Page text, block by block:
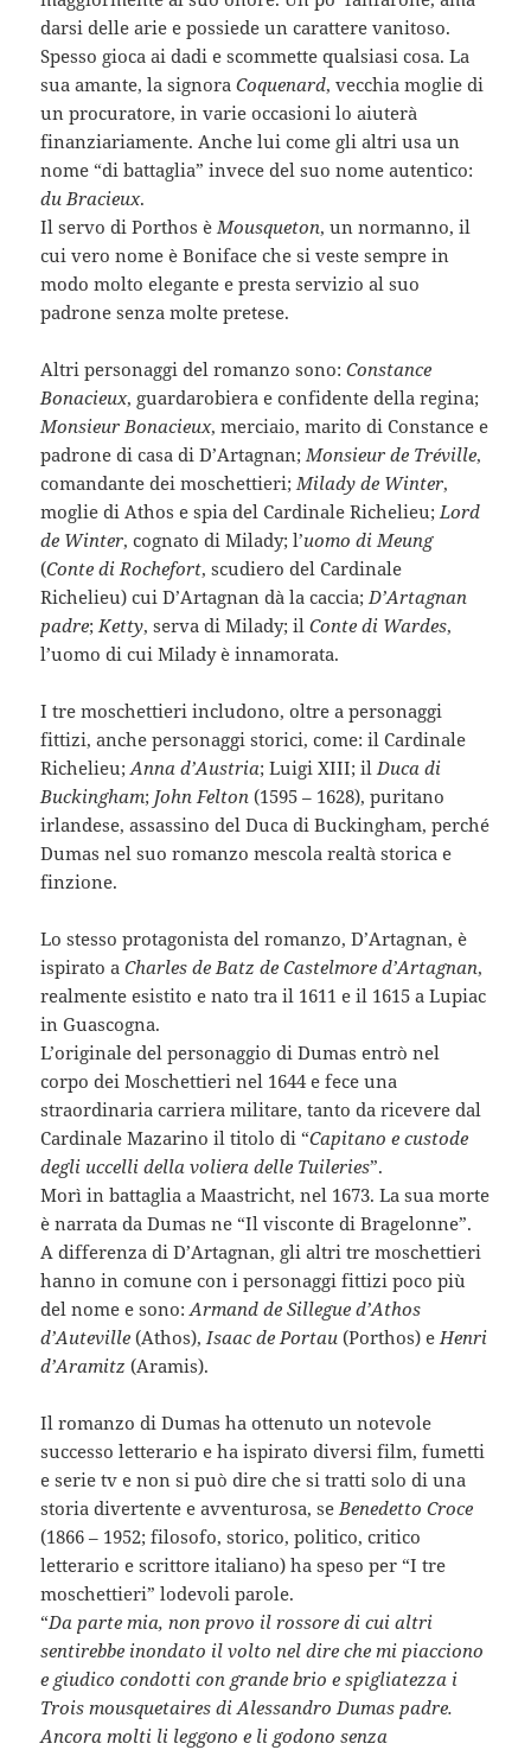
darsi delle arie e possiede un carattere vanitoso.
Spesso gioca ai dadi e scommette qualsiasi cosa. La
sua amante, la signoraCoquenard, vecchia moglie di
un procuratore, in varie occasioni lo aiuterà
finanziariamente. Anche lui come gli altri usa un
nome “di battaglia” invece del suo nome autentico:
du Bracieux.
Il servo di Porthos è Mousqueton, un normanno, il
cui vero nome è Boniface che si veste sempre in
modo molto elegante e presta servizio al suo
padrone senza molte pretese.
Altri personaggi del romanzo sono:Constance
Bonacieux, guardarobiera e confidente della regina;
Monsieur Bonacieux, merciaio, marito di Constance e
padrone di casa di D’Artagnan; Monsieur de Tréville,
comandante dei moschettieri; Milady de Winter,
moglie di Athos e spia del Cardinale Richelieu; Lord
de Winter, cognato di Milady; l’uomo di Meung
(Conte di Rochefort, scudiero del Cardinale
Richelieu) cui D’Artagnan dà la caccia; D’Artagnan
padre; Ketty, serva di Milady; ilConte di Wardes,
l’uomo di cui Milady è innamorata.
I tre moschettieri includono, oltre a personaggi
fittizi, anche personaggi storici, come: il Cardinale
Richelieu;Anna d’Austria; Luigi XIII; il Duca di
Buckingham; John Felton (1595 – 1628), puritano
irlandese, assassino del Duca di Buckingham, perché
Dumas nel suo romanzo mescola realtà storica e
finzione.
Lo stesso protagonista del romanzo, D’Artagnan, è
ispirato aCharles de Batz de Castelmore d’Artagnan,
realmente esistito e nato tra il 1611 e il 1615 a Lupiac
in Guascogna.
L’originale del personaggio di Dumas entrò nel
corpo dei Moschettieri nel 1644 e fece una
straordinaria carriera militare, tanto da ricevere dal
Cardinale Mazarino il titolo di “Capitano e custode
degli uccelli della voliera delle Tuileries”.
Morì in battaglia a Maastricht, nel 1673. La sua morte
è narrata da Dumas ne “Il visconte di Bragelonne”.
A differenza di D’Artagnan, gli altri tre moschettieri
hanno in comune con i personaggi fittizi poco più
del nome e sono:Armand de Sillegue d’Athos
d’Auteville (Athos), Isaac de Portau (Porthos) e Henri
d’Aramitz (Aramis).
Il romanzo di Dumas ha ottenuto un notevole
successo letterario e ha ispirato diversi film, fumetti
e serie tv e non si può dire che si tratti solo di una
storia divertente e avventurosa, se Benedetto Croce
(1866 – 1952; filosofo, storico, politico, critico
letterario e scrittore italiano) ha speso per “I tre
moschettieri” lodevoli parole.
“Da parte mia, non provo il rossore di cui altri
sentirebbe inondato il volto nel dire che mi piacciono
e giudico condotti con grande brio e spigliatezza i
Trois mousquetaires di Alessandro Dumas padre.
Ancora molti li leggono e li godono senza